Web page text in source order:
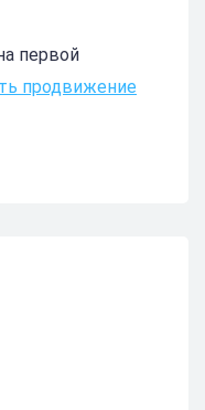
первой
продвижение